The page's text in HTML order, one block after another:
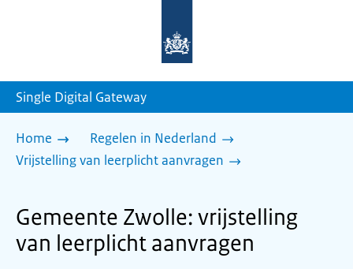
homepage
Single Digital Gateway
Home
Regelen in Nederland
Vrijstelling van leerplicht aanvragen
Gemeente Zwolle: vrijstelling
van leerplicht aanvragen